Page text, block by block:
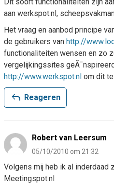
aan werkspot.nl,
Het vraag en aanbod principe
de gebruikers van http://
functionaliteiten wensen en zo
vergelijkingssites
http://www.werkspot.nl om dit
reply Reageren
Robert van Leersum
05/10/2010 om 21:32
Volgens mij heb ik al inderdaad
Meetingspot.nl